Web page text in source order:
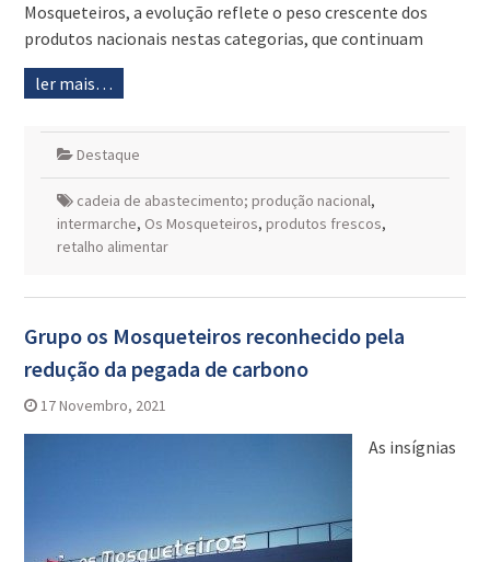
Mosqueteiros, a evolução reflete o peso crescente dos
produtos nacionais nestas categorias, que continuam
ler mais…
Destaque
cadeia de abastecimento; produção nacional,
intermarche, Os Mosqueteiros, produtos frescos,
retalho alimentar
Grupo os Mosqueteiros reconhecido pela
redução da pegada de carbono
17 Novembro, 2021
As insígnias